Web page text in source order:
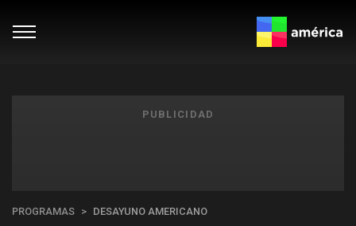
PUBLICIDAD
PROGRAMAS DESAYUNO AMERICANO